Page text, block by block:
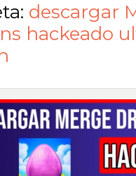
descargar
hackeado